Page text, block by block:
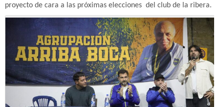
proyecto de cara a las próximas elecciones del club de la ribera.